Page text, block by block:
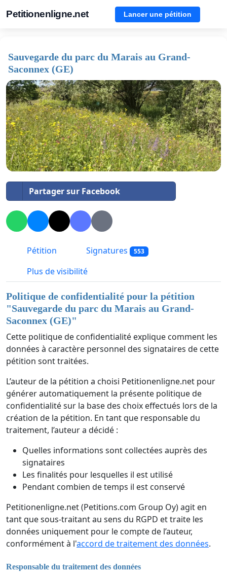
Petitionenligne.net Lancer une pétition
Sauvegarde du parc du Marais au Grand-
Saconnex (GE)
Partager sur Facebook
Pétition Signatures 553
Plus de visibilité
Politique de confidentialité pour la pétition
"Sauvegarde du parc du Marais au Grand-
Saconnex (GE)"
Cette politique de confidentialité explique comment les
données à caractère personnel des signataires de cette
pétition sont traitées.
L’auteur de la pétition a choisi Petitionenligne.net pour
générer automatiquement la présente politique de
confidentialité sur la base des choix effectués lors de la
création de la pétition. En tant que responsable du
traitement, l’auteur a décidé :
Quelles informations sont collectées auprès des
signataires
Les finalités pour lesquelles il est utilisé
Pendant combien de temps il est conservé
Petitionenligne.net (Petitions.com Group Oy) agit en
tant que sous-traitant au sens du RGPD et traite les
données uniquement pour le compte de l’auteur,
conformément à l'accord de traitement des données.
Responsable du traitement des données